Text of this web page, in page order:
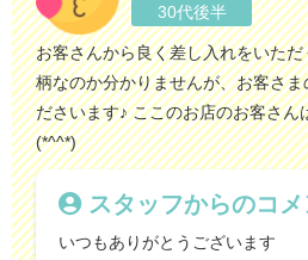
30代後半
お客さんから良く差し入れをいた
柄なのか分かりませんが、お客さ
ださいます♪ ここのお店のお客さん
(*^^*)
スタッフからのコメ
いつもありがとうございます